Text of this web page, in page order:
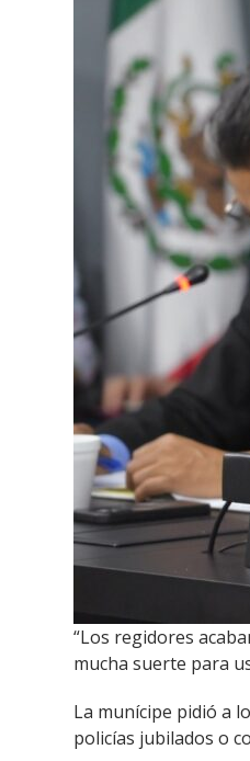
“Los regidores
mucha suerte para
La munícipe pidió a
policías jubilados o